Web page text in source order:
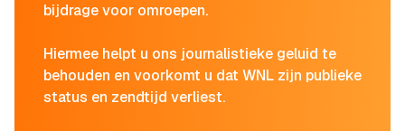
bijdrage voor omroepen.
Hiermee helpt u ons journalistieke geluid te
behouden en voorkomt u dat WNL zijn publieke
status en zendtijd verliest.